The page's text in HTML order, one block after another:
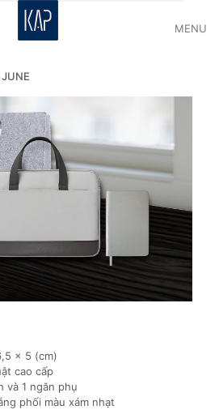
MENU
x 5 (cm)
cao cấp
và 1 ngăn phụ
phối màu xám nhạt